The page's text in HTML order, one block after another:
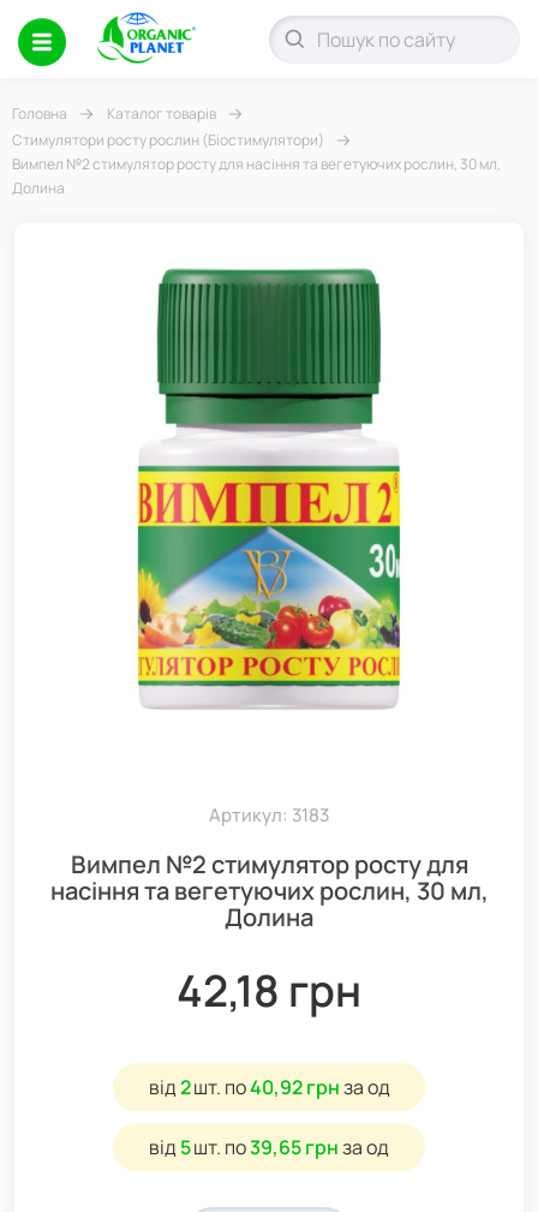
Головна
Каталог товарів
Стимулятори росту рослин (Біостимулятори)
Вимпел №2 стимулятор росту для насіння та вегетуючих рослин, 30 мл,
Долина
Артикул: 3183
Вимпел №2 стимулятор росту для
насіння та вегетуючих рослин, 30 мл,
Долина
42,18 грн
від2шт. по40,92 грнза од
від 5шт. по39,65 грнза од